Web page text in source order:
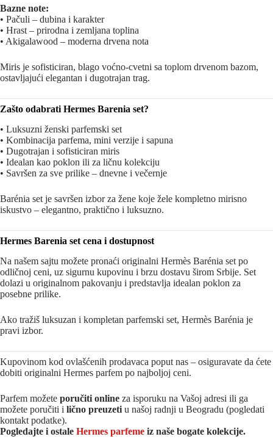
Bazne note:
• Pačuli – dubina i karakter
• Hrast – prirodna i zemljana toplina
• Akigalawood – moderna drvena nota
Miris je sofisticiran, blago voćno-cvetni sa toplom drvenom bazom,
ostavljajući elegantan i dugotrajan trag.
Zašto odabrati Hermes Barenia set?
• Luksuzni ženski parfemski set
• Kombinacija parfema, mini verzije i sapuna
• Dugotrajan i sofisticiran miris
• Idealan kao poklon ili za ličnu kolekciju
• Savršen za sve prilike – dnevne i večernje
Barénia set je savršen izbor za žene koje žele kompletno mirisno
iskustvo – elegantno, praktično i luksuzno.
Hermes Barenia set cena i dostupnost
Na našem sajtu možete pronaći originalni Hermès Barénia set po
odličnoj ceni, uz sigurnu kupovinu i brzu dostavu širom Srbije. Set
dolazi u originalnom pakovanju i predstavlja idealan poklon za
posebne prilike.
Ako tražiš luksuzan i kompletan parfemski set, Hermès Barénia je
pravi izbor.
Kupovinom kod ovlašćenih prodavaca poput nas – osiguravate da ćete
dobiti originalni Hermes parfem po najboljoj ceni.
Parfem možete poručiti online za isporuku na Vašoj adresi ili ga
možete poručiti i lično preuzeti u našoj radnji u Beogradu (pogledati
kontakt podatke).
Pogledajte i ostale Hermes parfeme iz naše bogate kolekcije.